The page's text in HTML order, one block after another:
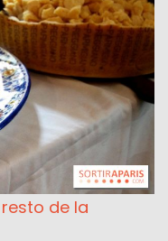
de la